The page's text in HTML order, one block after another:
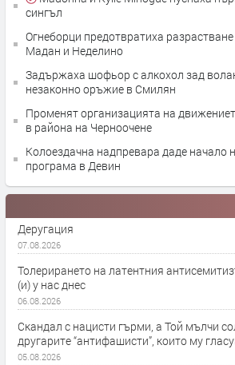
сингъл
Огнеборци предотвратиха
Мадан и Неделино
Задържаха шофьор с алкохол зад
незаконно оръжие в Смилян
Променят организацията на
в района на Черноочене
Колоездачна надпревара даде начало
програма в Девин
Деругация
07.08.2026
Толерирането на латентния
(и) у нас днес
06.08.2026
Скандал с нацисти гърми, а Той мълчи
другарите “антифашисти”, които му
05.08.2026